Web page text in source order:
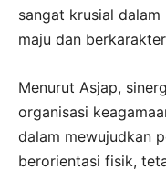
sangat krusial
maju dan
Menurut Asjap,
organisasi
dalam mewujudkan
berorientasi fisik,